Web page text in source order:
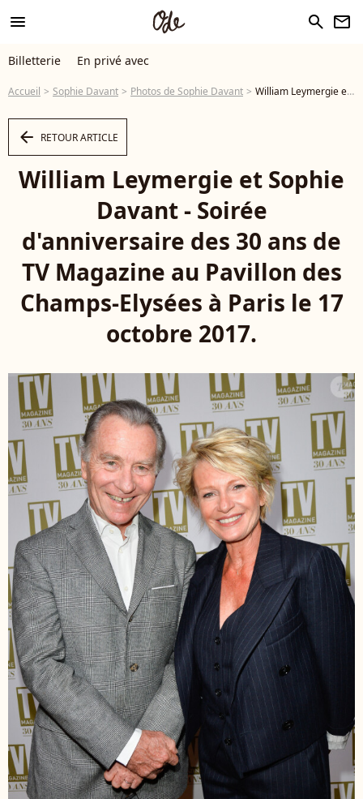
menu search newsletter
Billetterie En privé avec
Accueil Sophie Davant Photos de Sophie Davant William Leymergie et Sophie Davant - Soirée d'anniversaire des 30 ans de TV Magazine au Pavillon des Champs-Elysées à Paris le 17 octobre 2017. © Coadic Guirec/Bestimage - Photo
arrow_left RETOUR ARTICLE
William Leymergie et Sophie
Davant - Soirée
d'anniversaire des 30 ans de
TV Magazine au Pavillon des
Champs-Elysées à Paris le 17
octobre 2017.